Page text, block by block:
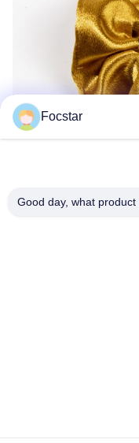
Focstar
Good day, what